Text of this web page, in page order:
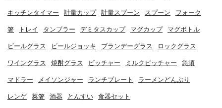
キッチンタイマー 計量カップ 計量スプーン スプーン フォーク
箸 トレイ タンブラー デミタスカップ マグカップ マグボトル
ビールグラス ビールジョッキ ブランデーグラス ロックグラス
ワイングラス 焼酎グラス ピッチャー ミルクピッチャー 急須
マドラー メイソンジャー ランチプレート ラーメンどんぶり
レンゲ 菜箸 酒器 とんすい 食器セット